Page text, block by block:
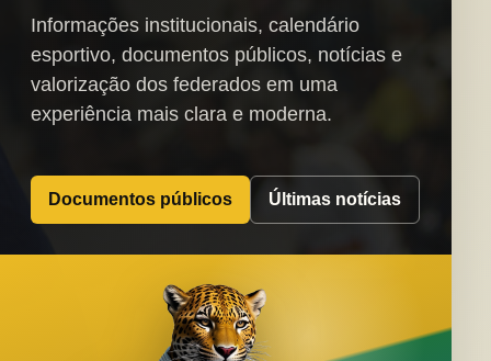
Informações institucionais, calendário
esportivo, documentos públicos, notícias e
valorização dos federados em uma
experiência mais clara e moderna.
Documentos públicos Últimas notícias